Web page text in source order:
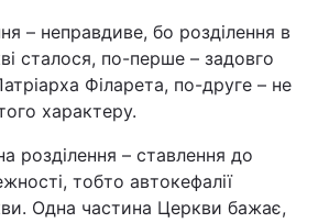
– неправдиве, бо розділення в
сталося, по-перше – задовго
Філарета, по-друге – не
характеру.
розділення – ставлення до
тобто автокефалії
Одна частина Церкви бажає,